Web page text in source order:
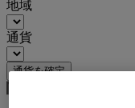
地域
通貨
通貨を確定